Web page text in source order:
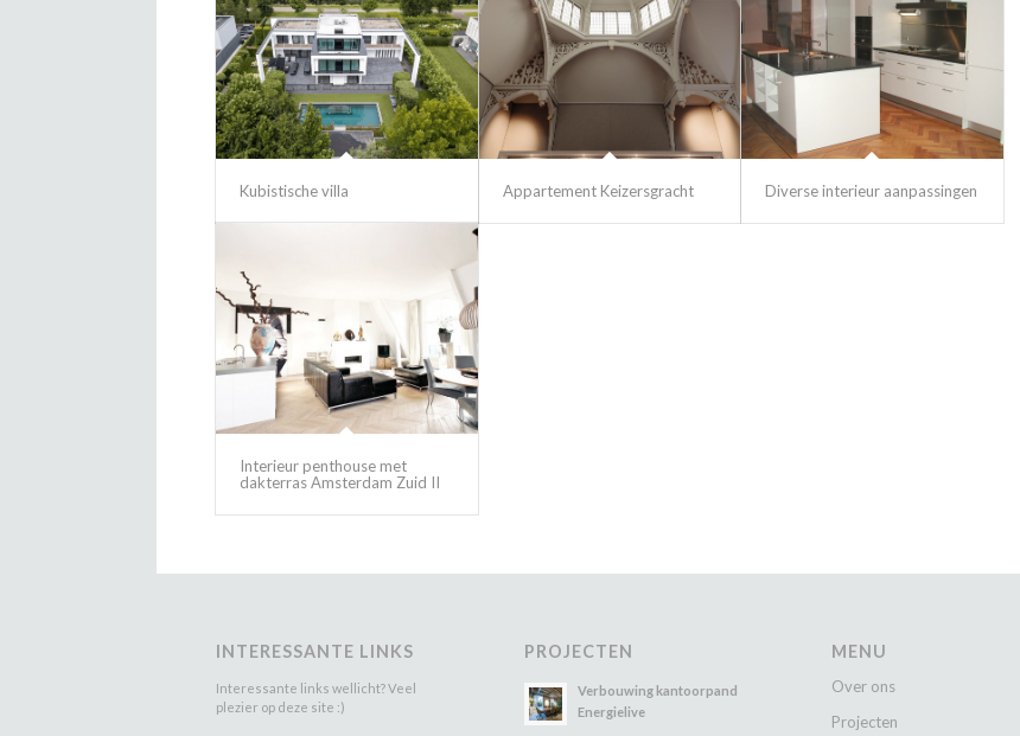
Kubistische villa Appartement Keizersgracht Diverse interieur aanpassingen
Interieur penthouse met
dakterras Amsterdam Zuid II
INTERESSANTE LINKS
Interessante links wellicht? Veel
plezier op deze site :)
PROJECTEN
Verbouwing kantoorpand
Energielive
MENU
Over ons
Projecten